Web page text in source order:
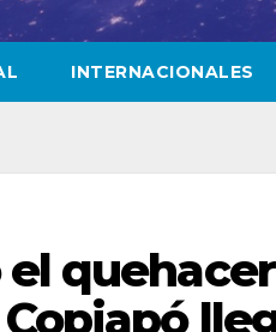
INTERNACIONALES